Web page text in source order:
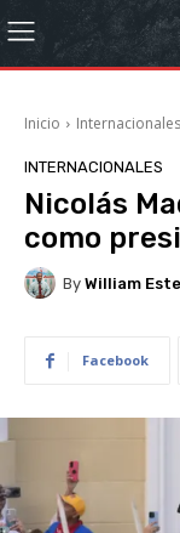
Inicio Internacionales
INTERNACIONALES
Nicolás
como
By William
Facebook